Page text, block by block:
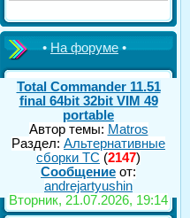
•На форуме•
Total Commander 11.51
final 64bit 32bit VIM 49
portable
Автор темы: Matros
Раздел: Альтернативные
сборки ТС (2147)
Сообщение от:
andrejartyushin
Вторник, 21.07.2026, 19:14